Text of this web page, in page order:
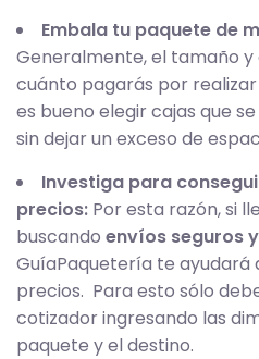
Embala tu paquete de
Generalmente, el tamaño
cuánto pagarás por
es bueno elegir cajas que
sin dejar un exceso de
Investiga para
precios: Por esta razón, si
buscando envíos seguros
GuíaPaquetería te ayudará
precios. Para esto sólo
cotizador ingresando las
paquete y el destino.